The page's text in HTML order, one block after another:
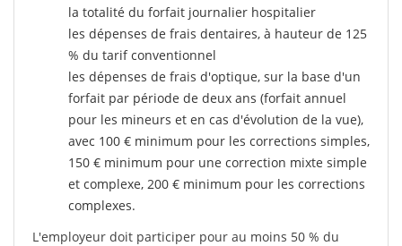
la totalité du forfait journalier hospitalier
les dépenses de frais dentaires, à hauteur de 125
% du tarif conventionnel
les dépenses de frais d'optique, sur la base d'un
forfait par période de deux ans (forfait annuel
pour les mineurs et en cas d'évolution de la vue),
avec 100 € minimum pour les corrections simples,
150 € minimum pour une correction mixte simple
et complexe, 200 € minimum pour les corrections
complexes.
L'employeur doit participer pour au moins 50 % du